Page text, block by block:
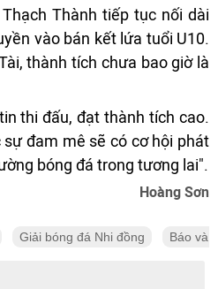
Thành tiếp tục nối dài
vào bán kết lứa tuổi U10.
thành tích chưa bao giờ là
thi đấu, đạt thành tích cao.
đam mê sẽ có cơ hội phát
bóng đá trong tương lai".
Hoàng Sơn
Giải bóng đá Nhi đồng Báo và